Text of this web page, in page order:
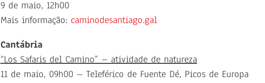
9 de maio, 12h00
Mais informação: caminodesantiago.gal
Cantábria
“Los Safaris del Camino” – atividade de natureza
11 de maio, 09h00 – Teleférico de Fuente Dé, Picos de Europa